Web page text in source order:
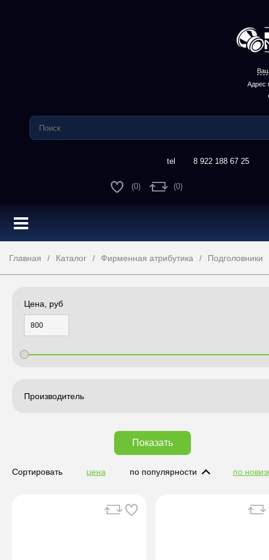
Адрес
8 922 188 67 25
(0) (0)
Главная Каталог Фирменная атрибутика Подголовники
Цена, руб
Производитель
Показать
Сортировать цена по популярности по